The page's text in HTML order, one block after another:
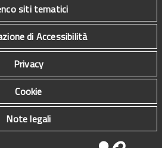
siti tematici
di Accessibilità
Privacy
Cookie
Note legali